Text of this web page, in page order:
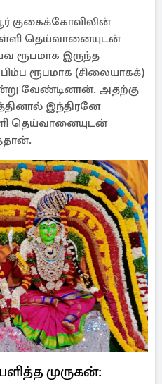
குகைக்கோவிலின்
தெய்வானையுடன்
ரூபமாக இருந்த
ரூபமாக (சிலையாகக்)
வேண்டினான். அதற்கு
இந்திரனே
தெய்வானையுடன்
முருகன்: